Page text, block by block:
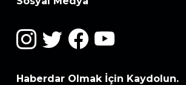
Haberdar Olmak İçin Kaydolun.